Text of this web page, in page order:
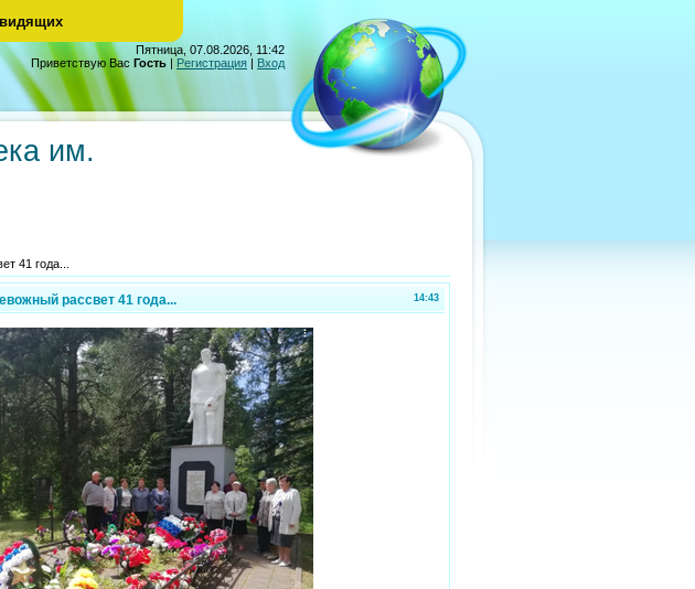
Пятница, 07.08.2026, 11:42
Приветствую Вас Гость | Регистрация | Вход
им.
41 года...
14:43
рассвет 41 года...